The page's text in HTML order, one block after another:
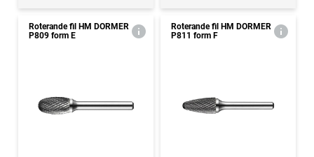
Roterande fil HM DORMER
P809 form E
Roterande fil HM DORMER
P811 form F